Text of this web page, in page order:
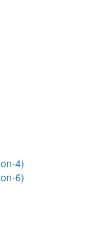
4)
6)